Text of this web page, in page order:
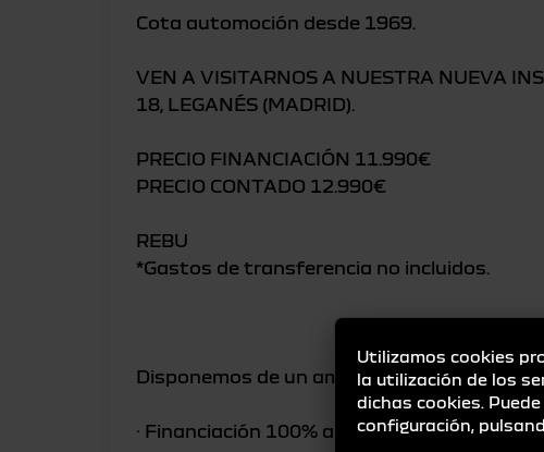
Cota automoción desde 1969.
VEN A VISITARNOS A NUESTRA NUEVA
18, LEGANÉS (MADRID).
PRECIO FINANCIACIÓN 11.990€
PRECIO CONTADO 12.990€
REBU
*Gastos de transferencia no incluidos.
Disponemos de un amplio stock de
· Financiación 100% a su medida
Utilizamos cookies
la utilización de los
dichas cookies.
configuración,